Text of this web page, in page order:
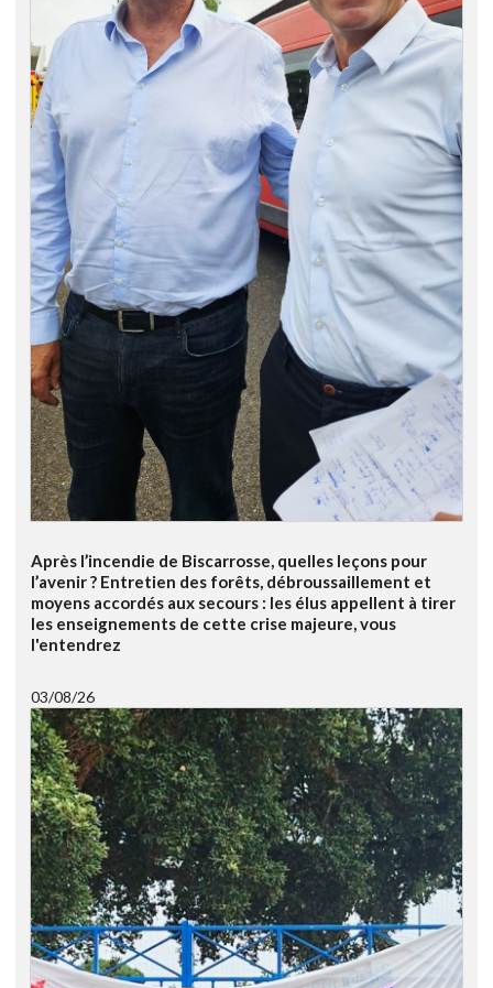
Après l’incendie de Biscarrosse, quelles leçons pour
l’avenir ? Entretien des forêts, débroussaillement et
moyens accordés aux secours : les élus appellent à tirer
les enseignements de cette crise majeure, vous
l'entendrez
03/08/26